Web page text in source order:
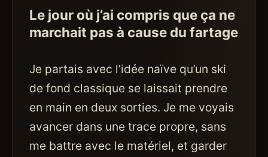
Le jour où j’ai compris que ça ne
marchait pas à cause du fartage
Je partais avec l’idée naïve qu’un ski
de fond classique se laissait prendre
en main en deux sorties. Je me voyais
avancer dans une trace propre, sans
me battre avec le matériel, et garder